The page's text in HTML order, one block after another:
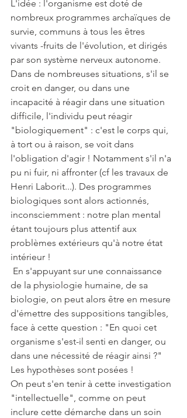
L'idée : l'organisme est doté de
nombreux programmes archaïques de
survie, communs à tous les êtres
vivants -fruits de l'évolution, et dirigés
par son système nerveux autonome.
Dans de nombreuses situations, s'il se
croit en danger, ou dans une
incapacité à réagir dans une situation
difficile, l'individu peut réagir
"biologiquement" : c'est le corps qui,
à tort ou à raison, se voit dans
l'obligation d'agir ! Notamment s'il n'a
pu ni fuir, ni affronter (cf les travaux de
Henri Laborit...). Des programmes
biologiques sont alors actionnés,
inconsciemment : notre plan mental
étant toujours plus attentif aux
problèmes extérieurs qu'à notre état
intérieur !
En s'appuyant sur une connaissance
de la physiologie humaine, de sa
biologie, on peut alors être en mesure
d'émettre des suppositions tangibles,
face à cette question : "En quoi cet
organisme s'est-il senti en danger, ou
dans une nécessité de réagir ainsi ?"
Les hypothèses sont posées !
On peut s'en tenir à cette investigation
"intellectuelle", comme on peut
inclure cette démarche dans un soin